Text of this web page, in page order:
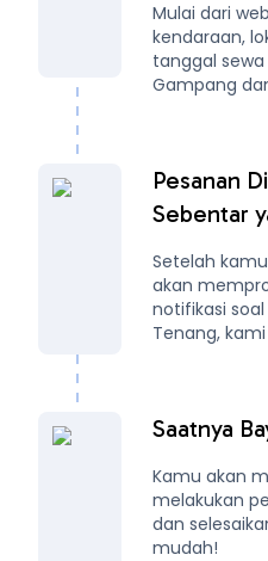
Mulai dari
kendaraan,
tanggal
Gampang
Pesanan
Sebentar
Setelah
akan
notifikasi
Tenang,
Saatnya
Kamu akan
melakukan
dan
mudah!